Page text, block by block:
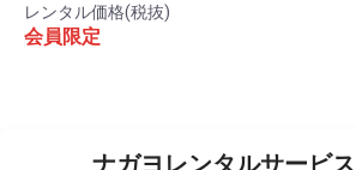
レンタル価格(税抜)
会員限定
ナガヨレンタルサービ